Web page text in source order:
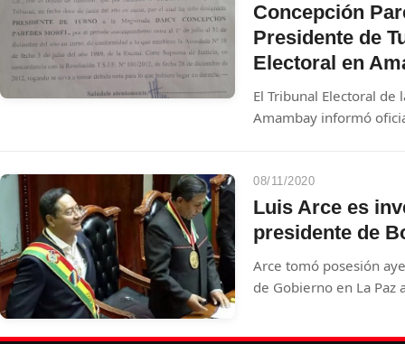
Concepción
Presidente de
Electoral en
El Tribunal Electoral de
Amambay informó
el 1° de julio y el 31
08/11/2020
Luis Arce es
presidente de
Arce tomó posesión
de Gobierno en La